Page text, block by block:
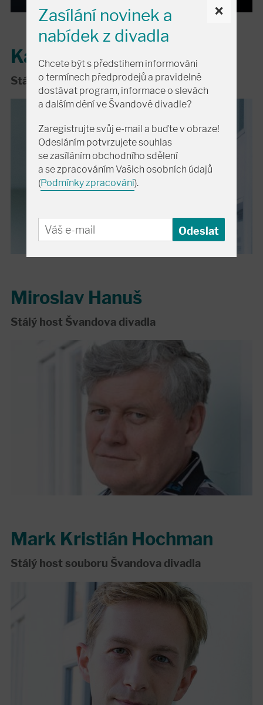
Kamil Halbich
Stálý host Švandova divadla
Miroslav Hanuš
Stálý host Švandova divadla
Mark Kristián Hochman
Stálý host souboru Švandova divadla
×
Zasílání novinek a
nabídek z divadla
Chcete být s předstihem informováni
o termínech předprodejů a pravidelně
dostávat program, informace o slevách
a dalším dění ve Švandově divadle?
Zaregistrujte svůj e-mail a buďte v obraze!
Odesláním potvrzujete souhlas
se zasíláním obchodního sdělení
a se zpracováním Vašich osobních údajů
(Podmínky zpracování).